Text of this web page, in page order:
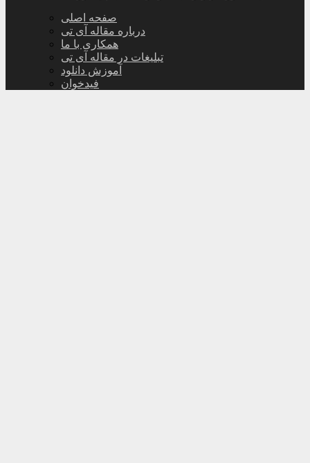
صفحه اصلی
درباره مقاله آی تی
همکاری با ما
تبلیغات در مقاله آی تی
آموزش دانلود
فیدخوان